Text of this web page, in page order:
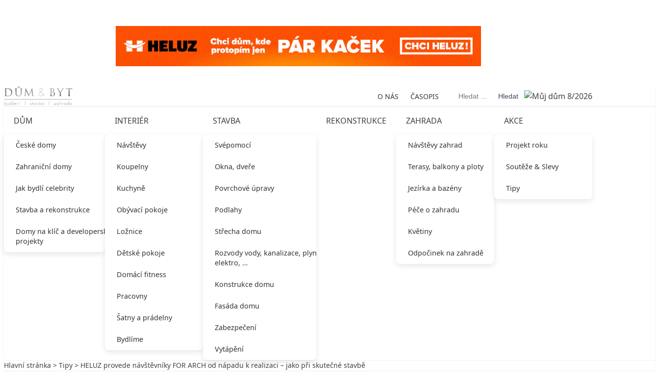
Skip to content O NÁS ČASOPIS Vyhledávání
DŮM
České domy
Zahraniční domy
Jak bydlí celebrity
Stavba a rekonstrukce
Domy na klíč a developerské
projekty
INTERIÉR
Návštěvy
Koupelny
Kuchyně
Obývací pokoje
Ložnice
Dětské pokoje
Domácí fitness
Pracovny
Šatny a prádelny
Bydlíme
STAVBA
Svépomocí
Okna, dveře
Povrchové úpravy
Podlahy
Střecha domu
Rozvody vody, kanalizace, plynu,
elektro, …
Konstrukce domu
Fasáda domu
Zabezpečení
Vytápění
REKONSTRUKCE ZAHRADA
Návštěvy zahrad
Terasy, balkony a ploty
Jezírka a bazény
Péče o zahradu
Květiny
Odpočinek na zahradě
AKCE
Projekt roku
Soutěže & Slevy
Tipy
Hlavní stránka > Tipy > HELUZ provede návštěvníky FOR ARCH od nápadu k realizaci – jako při skutečné stavbě